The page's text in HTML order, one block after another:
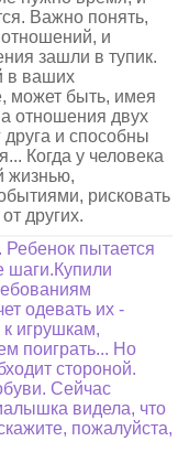
Важно понять,
отношений, и
зашли в тупик.
в ваших
может быть, имея
отношения двух
и способны
Когда у человека
жизнью,
рисковать
других.
пытается
шаги.Купили
одевать их -
игрушкам,
поиграть... Но
стороной.
Сейчас
видела, что
пожалуйста,